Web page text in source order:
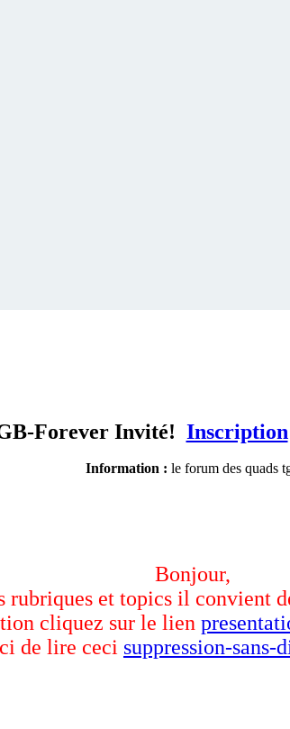
Forever Invité! Inscription
Information : le forum des quads
Bonjour,
et topics il convient
cliquez sur le lien
de lire ceci suppression-